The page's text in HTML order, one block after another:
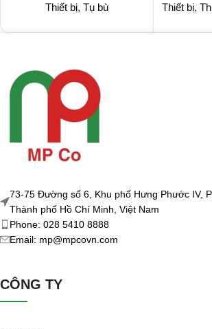
Thiết bị, Tụ bù Thiết bị,
73-75 Đường số 6, Khu phố Hưng Phước IV,
Thành phố Hồ Chí Minh, Việt Nam
Phone: 028 5410 8888
Email: mp@mpcovn.com
CÔNG TY